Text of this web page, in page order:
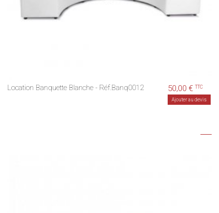
Location Banquette Blanche - Réf.Banq0012 50,00 € TTC
Ajouter au devis